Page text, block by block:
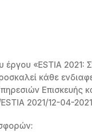
«ESTIA 2021:
κάθε
Επισκευής
2021/12-04-